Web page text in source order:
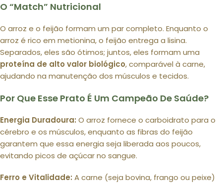
O “Match” Nutricional
O arroz e o feijão formam um par completo. Enquanto o
arroz é rico em metionina, o feijão entrega a lisina.
Separados, eles são ótimos; juntos, eles formam uma
proteína de alto valor biológico, comparável à carne,
ajudando na manutenção dos músculos e tecidos.
Por Que Esse Prato É Um Campeão De Saúde?
Energia Duradoura: O arroz fornece o carboidrato para o
cérebro e os músculos, enquanto as fibras do feijão
garantem que essa energia seja liberada aos poucos,
evitando picos de açúcar no sangue.
Ferro e Vitalidade: A carne (seja bovina, frango ou peixe)